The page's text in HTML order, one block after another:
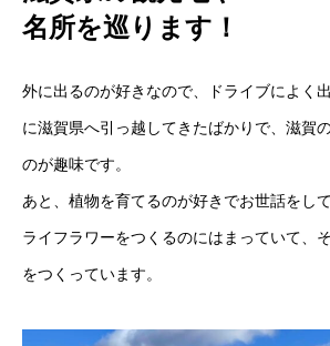
HOME
MEMBER
WORK
名所を巡ります！
外に出るのが好きなので、ドライブによく
に滋賀県へ引っ越してきたばかりで、滋賀
のが趣味です。
あと、植物を育てるのが好きでお世話をし
ライフラワーをつくるのにはまっていて、
をつくっています。